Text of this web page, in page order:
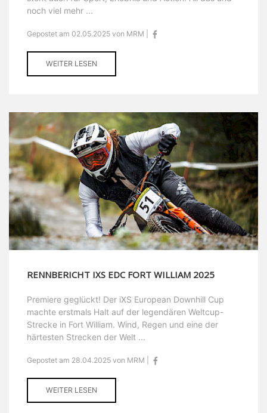
noch viel mehr ...
Gepostet am 02.05.2025 von MRM |
WEITER LESEN
RENNBERICHT IXS EDC FORT WILLIAM 2025
Premiere geglückt! Der iXS European Downhill Cup
machte erstmals Halt auf der legendären Weltcup-
Strecke in Fort William. Wind, Regen und eine der
härtesten Strecken der Welt ...
Gepostet am 28.04.2025 von MRM |
WEITER LESEN